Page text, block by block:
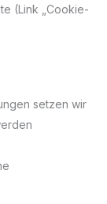
(Link „Cookie-
setzen wir